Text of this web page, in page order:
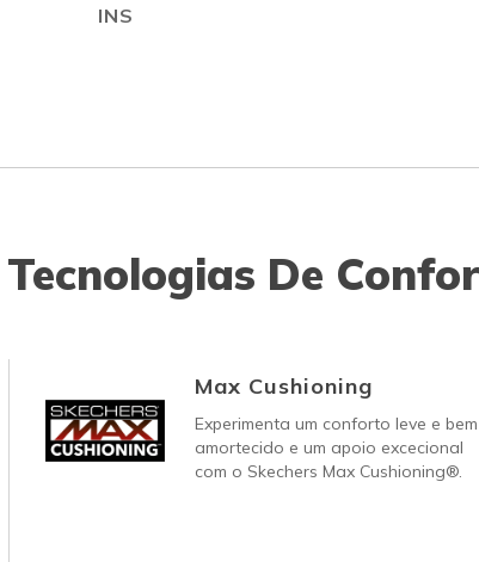
INS
Tecnologias De
Max Cushioning
Experimenta um conforto leve e bem
amortecido e um apoio excecional
com o Skechers Max Cushioning®.